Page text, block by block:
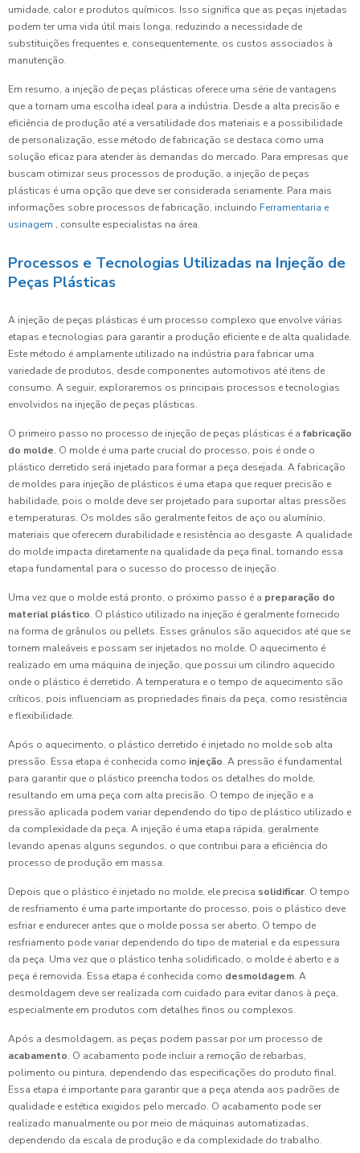
umidade, calor e produtos químicos. Isso significa que as peças injetadas
podem ter uma vida útil mais longa, reduzindo a necessidade de
substituições frequentes e, consequentemente, os custos associados à
manutenção.
Em resumo, a injeção de peças plásticas oferece uma série de vantagens
que a tornam uma escolha ideal para a indústria. Desde a alta precisão e
eficiência de produção até a versatilidade dos materiais e a possibilidade
de personalização, esse método de fabricação se destaca como uma
solução eficaz para atender às demandas do mercado. Para empresas que
buscam otimizar seus processos de produção, a injeção de peças
plásticas é uma opção que deve ser considerada seriamente. Para mais
informações sobre processos de fabricação, incluindo Ferramentaria e
usinagem , consulte especialistas na área.
Processos e Tecnologias Utilizadas na Injeção de
Peças Plásticas
A injeção de peças plásticas é um processo complexo que envolve várias
etapas e tecnologias para garantir a produção eficiente e de alta qualidade.
Este método é amplamente utilizado na indústria para fabricar uma
variedade de produtos, desde componentes automotivos até itens de
consumo. A seguir, exploraremos os principais processos e tecnologias
envolvidos na injeção de peças plásticas.
O primeiro passo no processo de injeção de peças plásticas é a fabricação
do molde. O molde é uma parte crucial do processo, pois é onde o
plástico derretido será injetado para formar a peça desejada. A fabricação
de moldes para injeção de plásticos é uma etapa que requer precisão e
habilidade, pois o molde deve ser projetado para suportar altas pressões
e temperaturas. Os moldes são geralmente feitos de aço ou alumínio,
materiais que oferecem durabilidade e resistência ao desgaste. A qualidade
do molde impacta diretamente na qualidade da peça final, tornando essa
etapa fundamental para o sucesso do processo de injeção.
Uma vez que o molde está pronto, o próximo passo é a preparação do
material plástico. O plástico utilizado na injeção é geralmente fornecido
na forma de grânulos ou pellets. Esses grânulos são aquecidos até que se
tornem maleáveis e possam ser injetados no molde. O aquecimento é
realizado em uma máquina de injeção, que possui um cilindro aquecido
onde o plástico é derretido. A temperatura e o tempo de aquecimento são
críticos, pois influenciam as propriedades finais da peça, como resistência
e flexibilidade.
Após o aquecimento, o plástico derretido é injetado no molde sob alta
pressão. Essa etapa é conhecida como injeção. A pressão é fundamental
para garantir que o plástico preencha todos os detalhes do molde,
resultando em uma peça com alta precisão. O tempo de injeção e a
pressão aplicada podem variar dependendo do tipo de plástico utilizado e
da complexidade da peça. A injeção é uma etapa rápida, geralmente
levando apenas alguns segundos, o que contribui para a eficiência do
processo de produção em massa.
Depois que o plástico é injetado no molde, ele precisa solidificar. O tempo
de resfriamento é uma parte importante do processo, pois o plástico deve
esfriar e endurecer antes que o molde possa ser aberto. O tempo de
resfriamento pode variar dependendo do tipo de material e da espessura
da peça. Uma vez que o plástico tenha solidificado, o molde é aberto e a
peça é removida. Essa etapa é conhecida como desmoldagem. A
desmoldagem deve ser realizada com cuidado para evitar danos à peça,
especialmente em produtos com detalhes finos ou complexos.
Após a desmoldagem, as peças podem passar por um processo de
acabamento. O acabamento pode incluir a remoção de rebarbas,
polimento ou pintura, dependendo das especificações do produto final.
Essa etapa é importante para garantir que a peça atenda aos padrões de
qualidade e estética exigidos pelo mercado. O acabamento pode ser
realizado manualmente ou por meio de máquinas automatizadas,
dependendo da escala de produção e da complexidade do trabalho.